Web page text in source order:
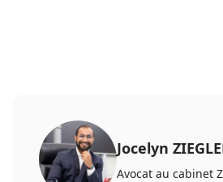
Jocelyn
Avocat au cabinet